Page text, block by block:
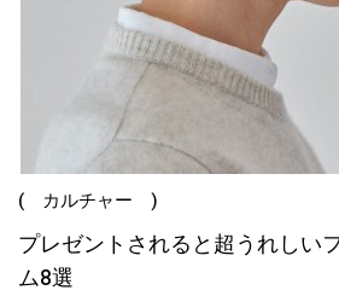
( カルチャー )
プレゼントされると超うれしい
ム8選